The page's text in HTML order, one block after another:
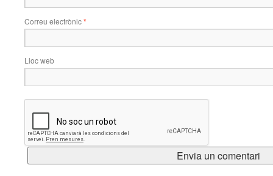
Correu electrònic*
Lloc web